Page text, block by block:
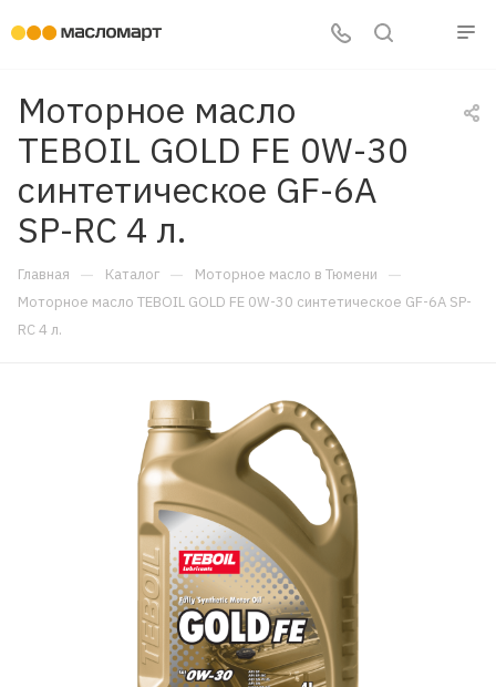
Моторное масло
TEBOIL GOLD FE 0W-30
синтетическое GF-6A
SP-RC 4 л.
Главная — Каталог — Моторное масло в Тюмени —
Моторное масло TEBOIL GOLD FE 0W-30 синтетическое GF-6A SP-
RC 4 л.